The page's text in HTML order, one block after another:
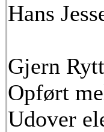
Hans
Gjern
Opført
Udover